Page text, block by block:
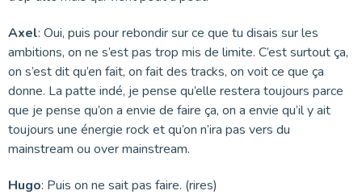
Axel: Oui, puis pour rebondir sur ce que tu disais sur les
ambitions, on ne s’est pas trop mis de limite. C’est surtout ça,
on s’est dit qu’en fait, on fait des tracks, on voit ce que ça
donne. La patte indé, je pense qu’elle restera toujours parce
que je pense qu’on a envie de faire ça, on a envie qu’il y ait
toujours une énergie rock et qu’on n’ira pas vers du
mainstream ou over mainstream.
Hugo: Puis on ne sait pas faire. (rires)